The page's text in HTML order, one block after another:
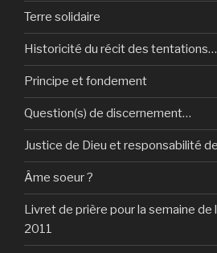
Terre solidaire
Historicité du récit des tentations…
Principe et fondement
Question(s) de discernement…
Justice de Dieu et responsabilité
Âme soeur ?
Livret de prière pour la semaine de
2011